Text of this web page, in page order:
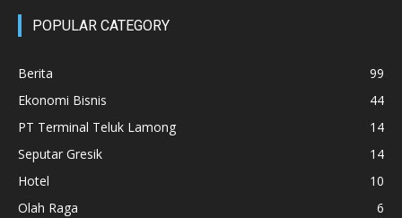
POPULAR CATEGORY
Berita
99
Ekonomi Bisnis
44
PT Terminal Teluk Lamong
14
Seputar Gresik
14
Hotel
10
Olah Raga
6